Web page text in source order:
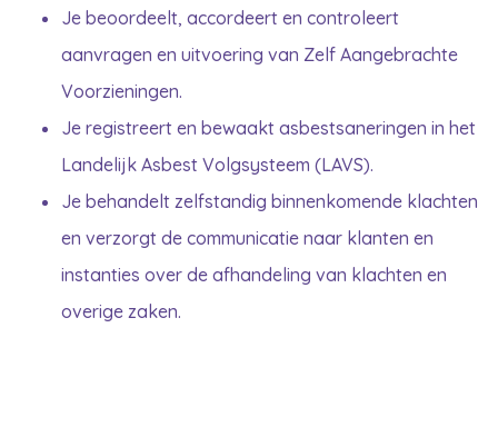
Je beoordeelt, accordeert en controleert
aanvragen en uitvoering van Zelf Aangebrachte
Voorzieningen.
Je registreert en bewaakt asbestsaneringen in het
Landelijk Asbest Volgsysteem (LAVS).
Je behandelt zelfstandig binnenkomende klachten
en verzorgt de communicatie naar klanten en
instanties over de afhandeling van klachten en
overige zaken.